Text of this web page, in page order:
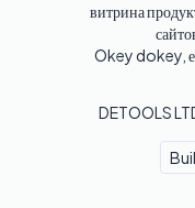
витрина
Okey dokey,
DETOOLS